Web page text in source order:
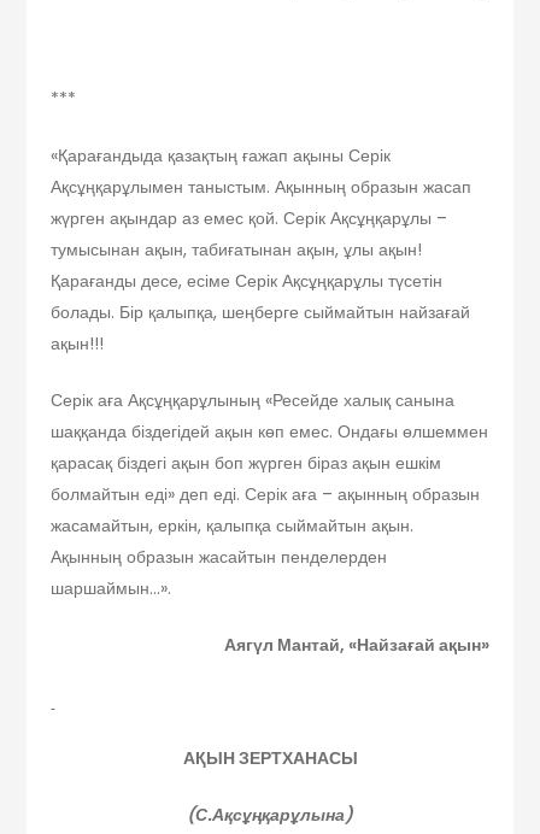
***
«Қарағандыда қазақтың ғажап ақыны Серік
Ақсұңқарұлымен таныстым. Ақынның образын жасап
жүрген ақындар аз емес қой. Серік Ақсұңқарұлы –
тумысынан ақын, табиғатынан ақын, ұлы ақын!
Қарағанды десе, есіме Серік Ақсұңқарұлы түсетін
болады. Бір қалыпқа, шеңберге сыймайтын найзағай
ақын!!!
Серік аға Ақсұңқарұлының «Ресейде халық санына
шаққанда біздегідей ақын көп емес. Ондағы өлшеммен
қарасақ біздегі ақын боп жүрген біраз ақын ешкім
болмайтын еді» деп еді. Серік аға – ақынның образын
жасамайтын, еркін, қалыпқа сыймайтын ақын.
Ақынның образын жасайтын пенделерден
шаршаймын…».
Аягүл Мантай, «Найзағай ақын»
АҚЫН ЗЕРТХАНАСЫ
(С.Ақсұңқарұлына)